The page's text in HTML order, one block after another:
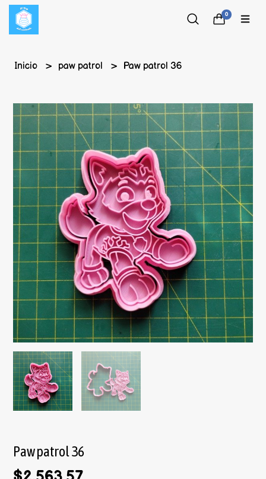
0
Inicio paw patrol Paw patrol 36
Paw patrol 36